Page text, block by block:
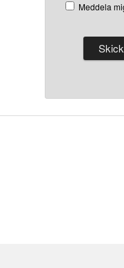
Meddela